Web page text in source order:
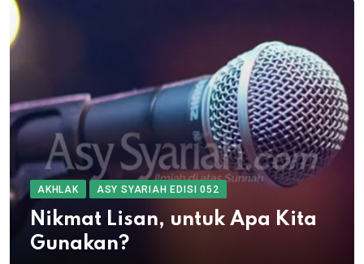
AKHLAK ASY SYARIAH EDISI 052
Nikmat Lisan, untuk Apa Kita
Gunakan?